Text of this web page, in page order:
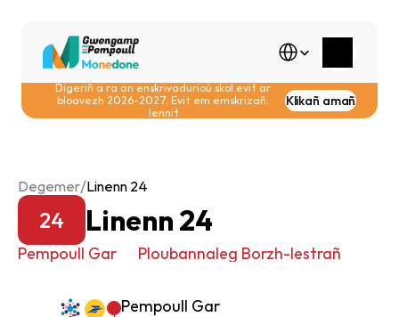
Select Language
Digeriñ a ra an enskrivadurioù skol evit ar
bloavezh 2026-2027. Evit em emskrizañ,
lennit
Klikañ amañ
Degemer/Linenn 24
24 Linenn 24
Pempoull Gar Ploubannaleg Borzh-lestrañ
Pempoull Gar